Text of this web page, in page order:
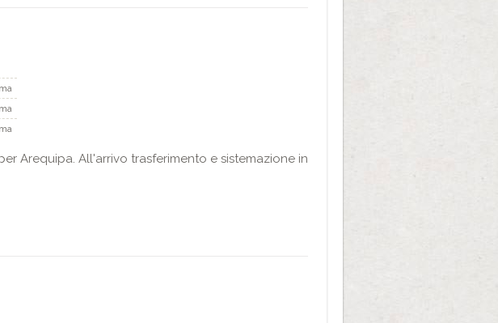
Arequipa. All'arrivo trasferimento e sistemazione in